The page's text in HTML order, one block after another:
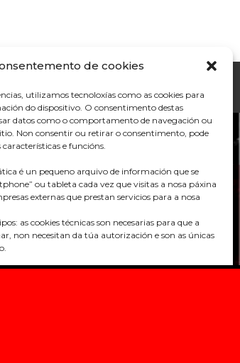
de cookies
utilizamos tecnoloxías como as cookies para
do dispositivo. O consentimento destas
datos como o comportamento de navegación ou
Non consentir ou retirar o consentimento, pode
e funcións.
é un pequeno arquivo de información que se
ou tableta cada vez que visitas a nosa páxina
externas que prestan servicios para a nosa
as cookies técnicas son necesarias para que a
non necesitan da túa autorización e son as únicas
do Concello s/n
A Estrada – Pontevedra